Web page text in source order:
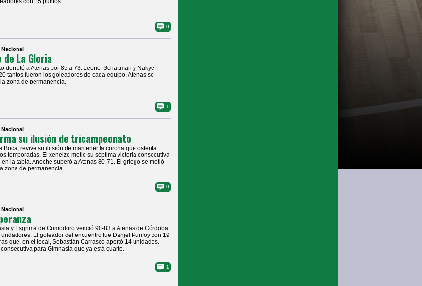
con 15 puntos.
0
Nacional
de La Gloria
derrotó a Atenas por 85 a 73. Leonel Schattman y Nakye
tantos fueron los goleadores de cada equipo. Atenas se
zona de permanencia.
1
Nacional
su ilusión de tricampeonato
Boca, revive su ilusión de mantener la corona que ostenta
temporadas. El xeneize metió su séptima victoria consecutiva
en la tabla. Anoche superó a Atenas 80-71. El griego se metió
zona de permanencia.
0
Nacional
y Esgrima de Comodoro venció 90-83 a Atenas de Córdoba
El goleador del encuentro fue Danjel Purifoy con 19
que, en el local, Sebastián Carrasco aportó 14 unidades.
para Gimnasia que ya está cuarto.
1